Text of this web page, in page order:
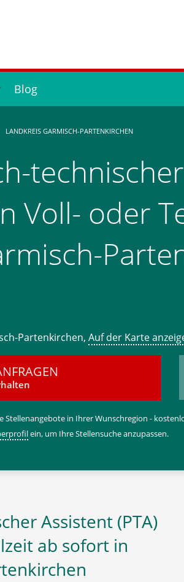
Blog
LANDKREIS GARMISCH-PARTENKIRCHEN
Voll- oder
Partenkirchen, Auf der Karte
Stellenangebote in Ihrer Wunschregion -
ein, um Ihre Stellensuche anzupassen.
Assistent (PTA)
ab sofort in